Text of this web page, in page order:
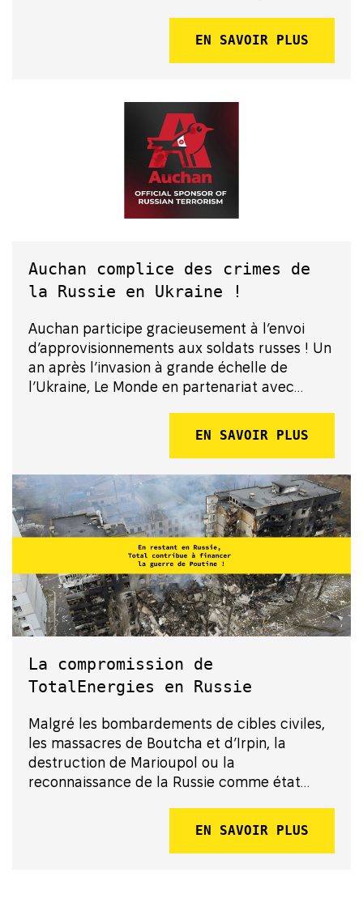
alors même que la demande en...
EN SAVOIR PLUS
Auchan complice des crimes de
la Russie en Ukraine !
Auchan participe gracieusement à l’envoi
d’approvisionnements aux soldats russes ! Un
an après l’invasion à grande échelle de
l’Ukraine, Le Monde en partenariat avec
guerre de l’armée russe, ...
EN SAVOIR PLUS
La compromission de
TotalEnergies en Russie
Malgré les bombardements de cibles civiles,
les massacres de Boutcha et d’Irpin, la
destruction de Marioupol ou la
reconnaissance de la Russie comme état
de travailler avec Poutine. Stand With
EN SAVOIR PLUS